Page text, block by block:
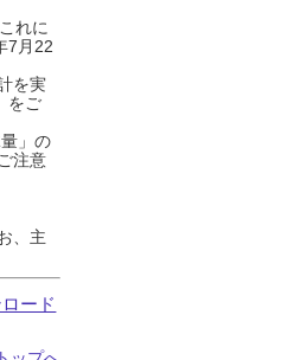
れに
7月22
を実
をご
」の
注意
、主
ード